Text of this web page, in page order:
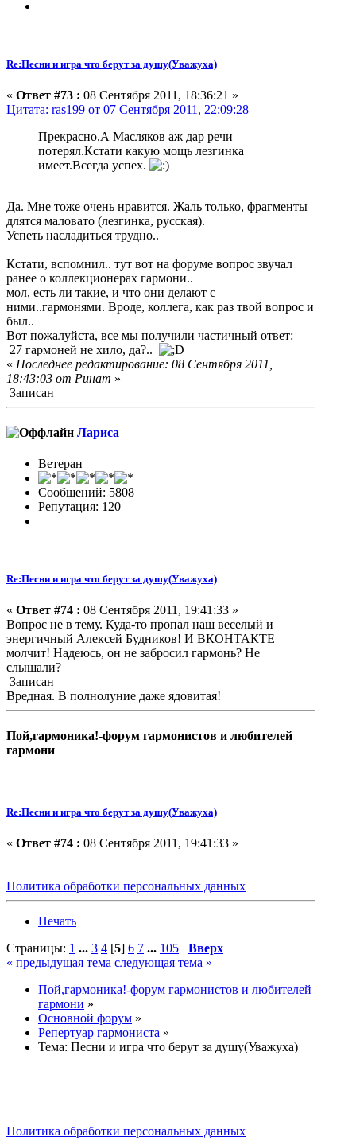
Re:Песни и игра что берут за душу(Уважуха)
« Ответ #73 : 08 Сентября 2011, 18:36:21 »
Цитата: ras199 от 07 Сентября 2011, 22:09:28
Прекрасно.А Масляков аж дар речи
потерял.Кстати какую мощь лезгинка
имеет.Всегда успех.
Да. Мне тоже очень нравится. Жаль только, фрагменты
длятся маловато (лезгинка, русская).
Успеть насладиться трудно..
Кстати, вспомнил.. тут вот на форуме вопрос звучал
ранее о коллекционерах гармони..
мол, есть ли такие, и что они делают с
ними..гармонями. Вроде, коллега, как раз твой вопрос и
был..
Вот пожалуйста, все мы получили частичный ответ:
27 гармоней не хило, да?..
« Последнее редактирование: 08 Сентября 2011,
18:43:03 от Ринат »
Записан
Лариса
Ветеран
Сообщений: 5808
Репутация: 120
Re:Песни и игра что берут за душу(Уважуха)
« Ответ #74 : 08 Сентября 2011, 19:41:33 »
Вопрос не в тему. Куда-то пропал наш веселый и
энергичный Алексей Будников! И ВКОНТАКТЕ
молчит! Надеюсь, он не забросил гармонь? Не
слышали?
Записан
Вредная. В полнолуние даже ядовитая!
Пой,гармоника!-форум гармонистов и любителей
гармони
Re:Песни и игра что берут за душу(Уважуха)
« Ответ #74 : 08 Сентября 2011, 19:41:33 »
Политика обработки персональных данных
Печать
Страницы: 1 ... 3 4 [5] 6 7 ... 105
Вверх
« предыдущая тема следующая тема »
Пой,гармоника!-форум гармонистов и любителей
гармони »
Основной форум »
Репертуар гармониста »
Тема: Песни и игра что берут за душу(Уважуха)
Политика обработки персональных данных